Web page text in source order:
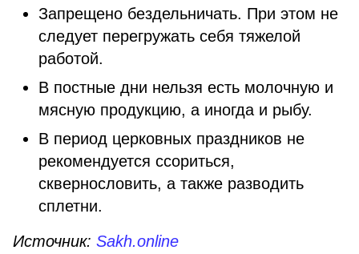
Запрещено бездельничать. При этом не
следует перегружать себя тяжелой
работой.
В постные дни нельзя есть молочную и
мясную продукцию, а иногда и рыбу.
В период церковных праздников не
рекомендуется ссориться,
сквернословить, а также разводить
сплетни.
Источник: Sakh.online